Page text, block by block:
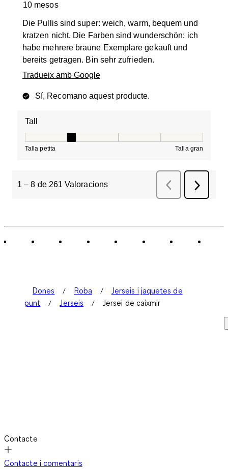
10 mesos
Die Pullis sind super: weich, warm, bequem und
kratzen nicht. Die Farben sind wunderschön: ich
habe mehrere braune Exemplare gekauft und
bereits getragen. Bin sehr zufrieden.
Tradueix amb Google
Sí, Recomano aquest producte.
Tall
Talla petita Talla gran
1 – 8 de 261 Valoracions Anterior Valoracions
Següent
Dones Roba
Jerseis i jaquetes de
punt
Jerseis Jersei de caixmir
Contacte
Contacte i comentaris